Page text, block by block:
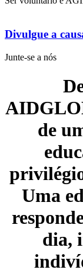
Divulgue a
Junte-se a nós
de
Uma
dia,